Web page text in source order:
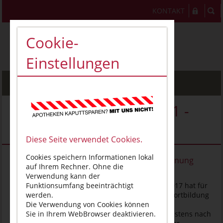
KONTAKT
Veranstaltung - VT03101 -
VTT004526
Sachkunde nach Chemikalienverbotsverordnung
Die Chemikalienverbotsverordnung vom 20.01.2017 hat für
alle entsprechend Sachkundigen die Pflicht zur Fortbildung
eingeführt. Sachkundige, die ihre Sachkunde
aufrechterhalten wollen, müssen demnach spätestens nach
Cookie-
Einstellungen
Diese Seite verwendet Cookies.
Cookies speichern Informationen lokal
auf Ihrem Rechner. Ohne die
Verwendung kann der
Funktionsumfang beeinträchtigt
werden.
Die Verwendung von Cookies können
Sie in Ihrem WebBrowser deaktivieren.